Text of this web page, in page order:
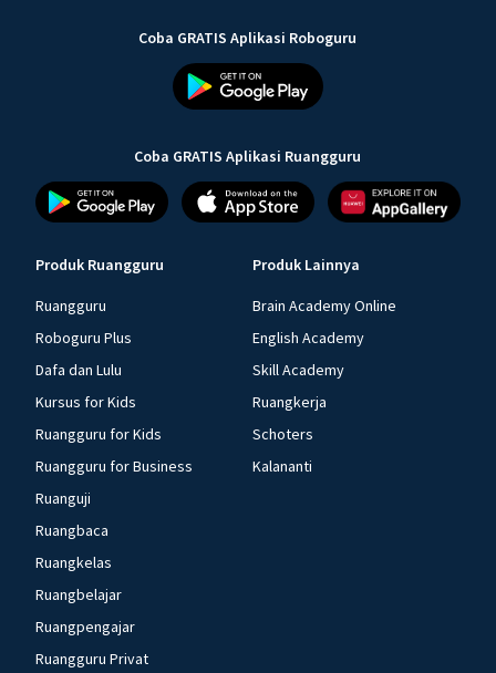
Coba GRATIS Aplikasi Roboguru
Coba GRATIS Aplikasi Ruangguru
Produk Ruangguru
Ruangguru
Roboguru Plus
Dafa dan Lulu
Kursus for Kids
Ruangguru for Kids
Ruangguru for Business
Ruanguji
Ruangbaca
Ruangkelas
Ruangbelajar
Ruangpengajar
Ruangguru Privat
Produk Lainnya
Brain Academy Online
English Academy
Skill Academy
Ruangkerja
Schoters
Kalananti